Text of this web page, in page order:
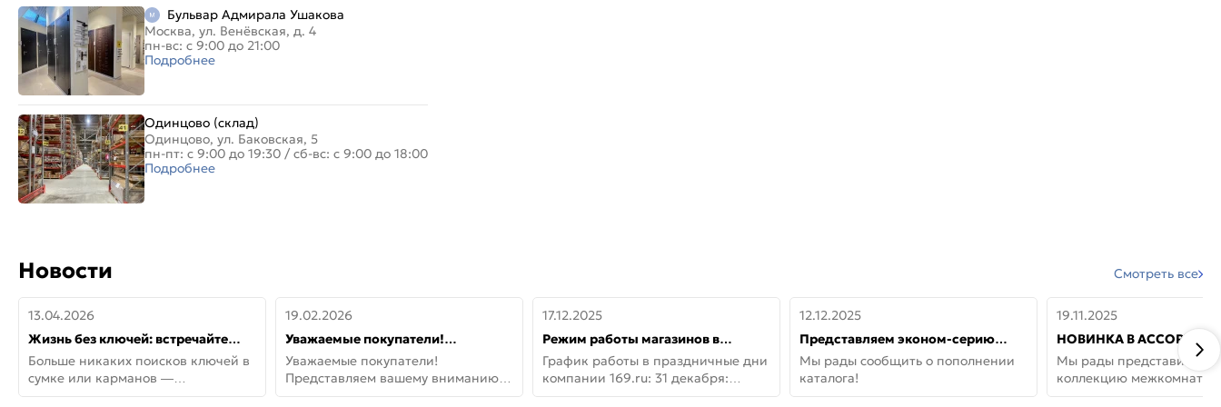
Бульвар Адмирала Ушакова
Москва, ул. Венёвская, д. 4
пн-вс: с 9:00 до 21:00
Подробнее
Одинцово (склад)
Одинцово, ул. Баковская, 5
пн-пт: с 9:00 до 19:30 / сб-вс: с 9:00 до 18:00
Подробнее
Новости Смотреть все
13.04.2026
Жизнь без ключей: встречайте
новую дверь СИТИ ИНТЕГРА
АйКью!
Больше никаких поисков ключей в
сумке или карманов —
представляем СИТИ ИНТЕГРА
19.02.2026
Уважаемые покупатели!
Представляем вашему вниманию
новинки от Armadillo!
Уважаемые покупатели!
Представляем вашему вниманию
новинки от Armadillo! Новая
17.12.2025
Режим работы магазинов в
праздничные дни с 31 декабря по
11 января
График работы в праздничные дни
компании 169.ru: 31 декабря:
Заказы, самовывоз и доставки —
12.12.2025
Представляем эконом-серию
дверей от бренда Portika, где цена
не значит «просто»
Мы рады сообщить о пополнении
каталога!
19.11.2025
НОВИНКА В
ДВЕРИ GLOSSMAT —
НЕОКЛАССИКА И УЮТ
Мы рады представить
коллекцию
GlossMat